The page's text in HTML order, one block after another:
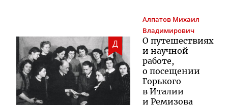
Д
Алпатов Михаил
Владимирович
О путешествиях
и научной
работе,
о посещении
Горького
в Италии
и Ремизова